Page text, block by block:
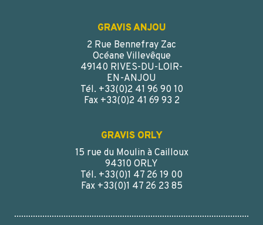
GRAVIS ANJOU
2 Rue Bennefray Zac
Océane Villevêque
49140 RIVES-DU-LOIR-
EN-ANJOU
Tél. +33(0)2 41 96 90 10
Fax +33(0)2 41 69 93 2
GRAVIS ORLY
15 rue du Moulin à Cailloux
94310 ORLY
Tél. +33(0)1 47 26 19 00
Fax +33(0)1 47 26 23 85